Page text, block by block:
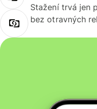
Stažení trvá jen
bez otravných